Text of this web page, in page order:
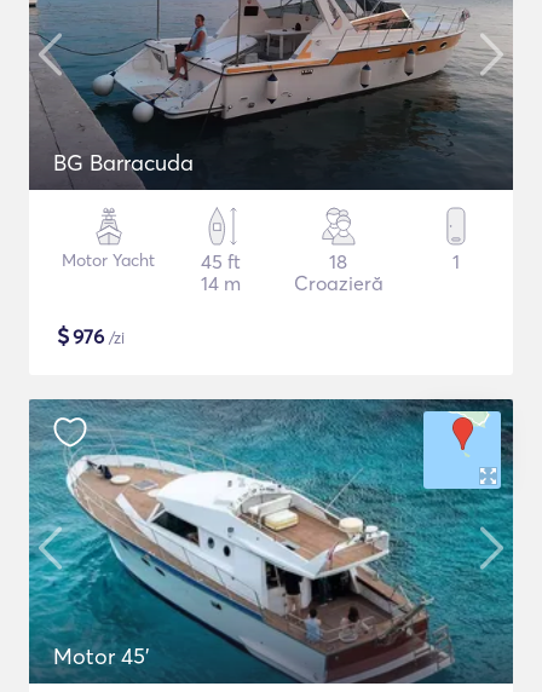
BG Barracuda
Motor Yacht
45 ft
14 m
18
Croazieră
1
$976 /zi
Motor 45'